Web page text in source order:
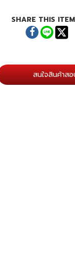
SHARE THIS ITEM
สนใจสินค้าส